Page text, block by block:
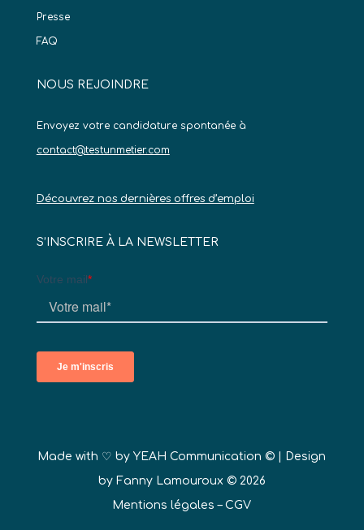
Presse
FAQ
NOUS REJOINDRE
Envoyez votre candidature spontanée à
contact@testunmetier.com
Découvrez nos dernières offres d’emploi
S’INSCRIRE À LA NEWSLETTER
Made with ♡ byYEAH Communication © | Design
by Fanny Lamouroux © 2026
Mentions légales –CGV